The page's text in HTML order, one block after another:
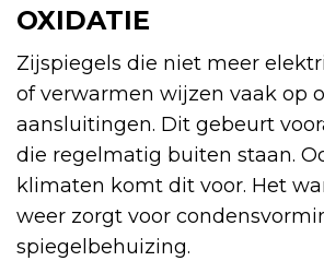
OXIDATIE
Zijspiegels die niet meer
of verwarmen wijzen vaak op
aansluitingen. Dit gebeurt
die regelmatig buiten staan.
klimaten komt dit voor. Het
weer zorgt voor
spiegelbehuizing.